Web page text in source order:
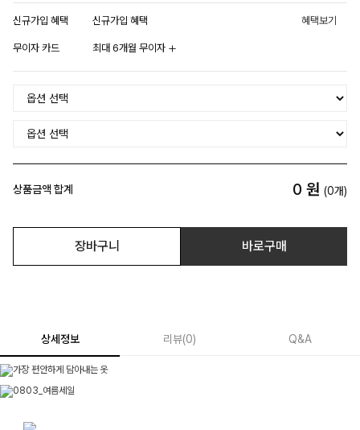
신규가입 혜택 신규가입 혜택 혜택보기
무이자 카드 최대 6개월 무이자
상품금액 합계 0 원 (0개)
장바구니 바로구매
상세정보 리뷰(0) Q&A